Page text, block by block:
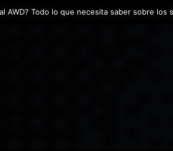
inicio del Campeonato de Invierno de Kartismo